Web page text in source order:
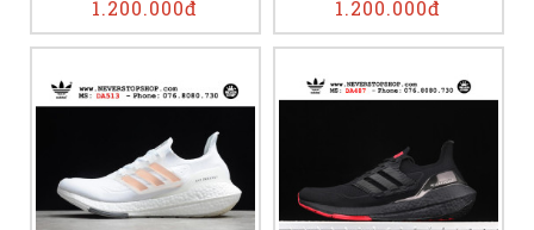
1.200.000đ 1.200.000đ